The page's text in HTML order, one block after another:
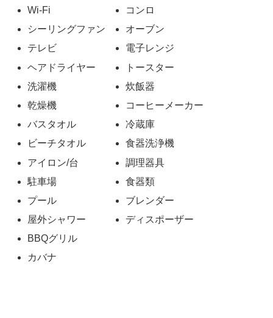
Wi-Fi
シーリングファン
テレビ
ヘアドライヤー
洗濯機
乾燥機
バスタオル
ビーチタオル
アイロン/台
駐車場
プール
屋外シャワー
BBQグリル
カバナ
コンロ
オーブン
電子レンジ
トースター
炊飯器
コーヒーメーカー
冷蔵庫
食器洗浄機
調理器具
食器類
ブレンダー
ディスポーザー